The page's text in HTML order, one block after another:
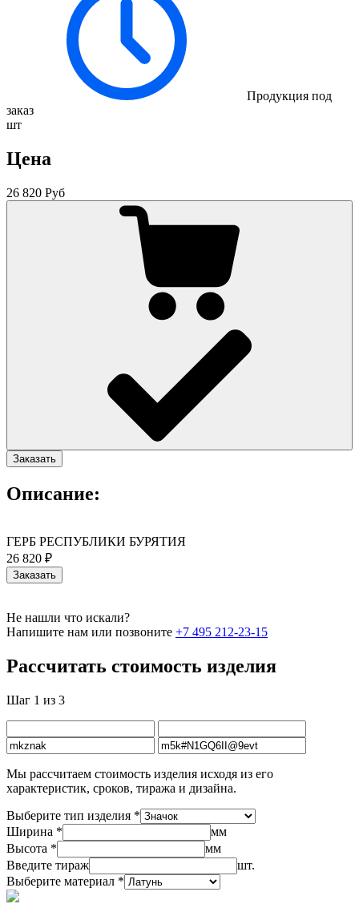
Продукция под
заказ
шт
Цена
26 820 Руб
Заказать
Описание:
ГЕРБ РЕСПУБЛИКИ БУРЯТИЯ
26 820 ₽
Заказать
Не нашли что искали?
Напишите нам или позвоните +7 495 212-23-15
Рассчитать стоимость изделия
Шаг 1 из 3
Мы рассчитаем стоимость изделия исходя из его
характеристик, сроков, тиража и дизайна.
Выберите тип изделия *
Ширина *
мм
Высота *
мм
Введите тираж
шт.
Выберите материал *